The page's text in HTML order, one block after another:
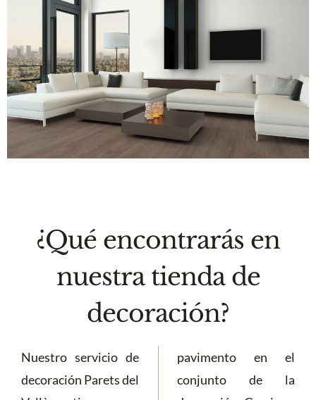
¿Qué encontrarás en
nuestra tienda de
decoración?
Nuestro servicio de
decoración Parets del
pavimento en el
conjunto de la